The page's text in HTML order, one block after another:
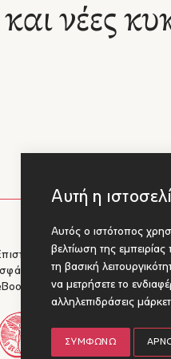
Αυτή η
Αυτός ο ιστότοπος
βελτίωση της
τη βασική
να μετρήσετε το
αλληλεπιδράσεις
ΣΥΜΦΩΝΏ
νέες
Για